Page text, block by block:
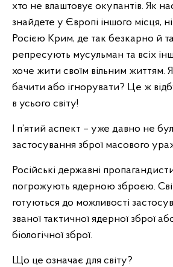
хто не влаштовує окупантів. Як
знайдете у Європі іншого місця,
Росією Крим, де так безкарно й
репресують мусульман та всіх
хоче жити своїм вільним життям.
бачити або ігнорувати? Це ж
в усього світу!
І п’ятий аспект – уже давно не
застосування зброї масового
Російські державні
погрожують ядерною зброєю.
готуються до можливості
званої тактичної ядерної зброї
біологічної зброї.
Що це означає для світу?